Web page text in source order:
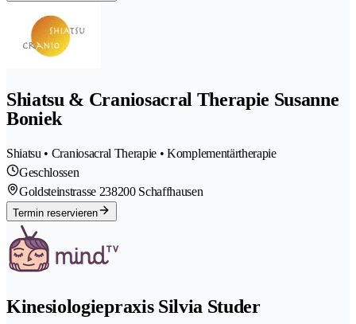
Shiatsu & Craniosacral Therapie Susanne
Boniek
Shiatsu • Craniosacral Therapie • Komplementärtherapie
Geschlossen
Goldsteinstrasse 238200 Schaffhausen
Termin reservieren
Kinesiologiepraxis Silvia Studer